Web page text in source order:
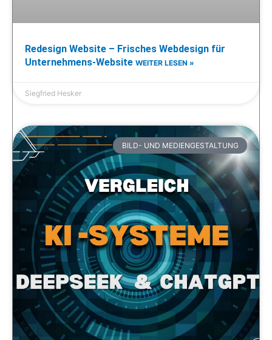
Redesign Website – Frisches Webdesign für
Unternehmens-Website WEITER LESEN »
Siegfried Hesker
BILD- UND MEDIENGESTALTUNG